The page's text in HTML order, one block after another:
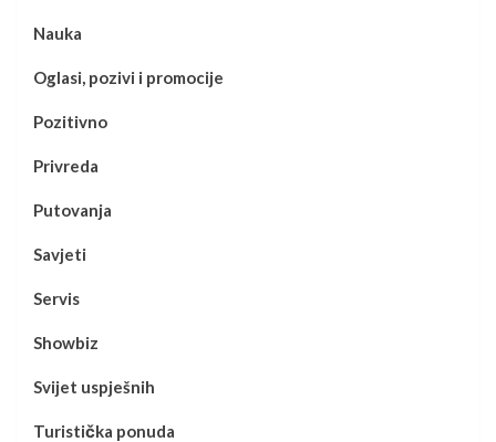
Nauka
Oglasi, pozivi i promocije
Pozitivno
Privreda
Putovanja
Savjeti
Servis
Showbiz
Svijet uspješnih
Turistička ponuda